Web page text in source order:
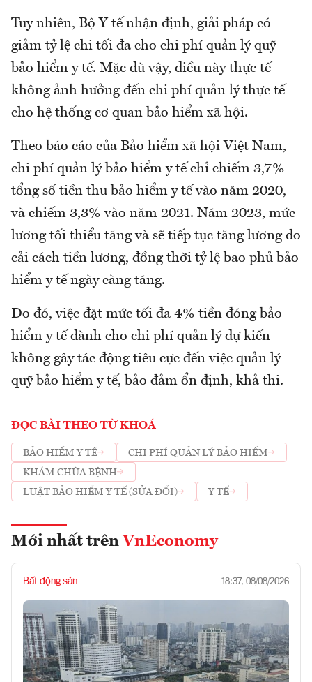
Tuy nhiên, Bộ Y tế nhận định, giải pháp có
giảm tỷ lệ chi tối đa cho chi phí quản lý quỹ
bảo hiểm y tế. Mặc dù vậy, điều này thực tế
không ảnh hưởng đến chi phí quản lý thực tế
cho hệ thống cơ quan bảo hiểm xã hội.
Theo báo cáo của Bảo hiểm xã hội Việt Nam,
chi phí quản lý bảo hiểm y tế chỉ chiếm 3,7%
tổng số tiền thu bảo hiểm y tế vào năm 2020,
và chiếm 3,3% vào năm 2021. Năm 2023, mức
lương tối thiểu tăng và sẽ tiếp tục tăng lương do
cải cách tiền lương, đồng thời tỷ lệ bao phủ bảo
hiểm y tế ngày càng tăng.
Do đó, việc đặt mức tối đa 4% tiền đóng bảo
hiểm y tế dành cho chi phí quản lý dự kiến
không gây tác động tiêu cực đến việc quản lý
quỹ bảo hiểm y tế, bảo đảm ổn định, khả thi.
ĐỌC BÀI THEO TỪ KHOÁ
BẢO HIỂM Y TẾ
CHI PHÍ QUẢN LÝ BẢO HIỂM
KHÁM CHỮA BỆNH
LUẬT BẢO HIỂM Y TẾ (SỬA ĐỔI)
Y TẾ
Mới nhất trên VnEconomy
Bất động sản 18:37, 08/08/2026